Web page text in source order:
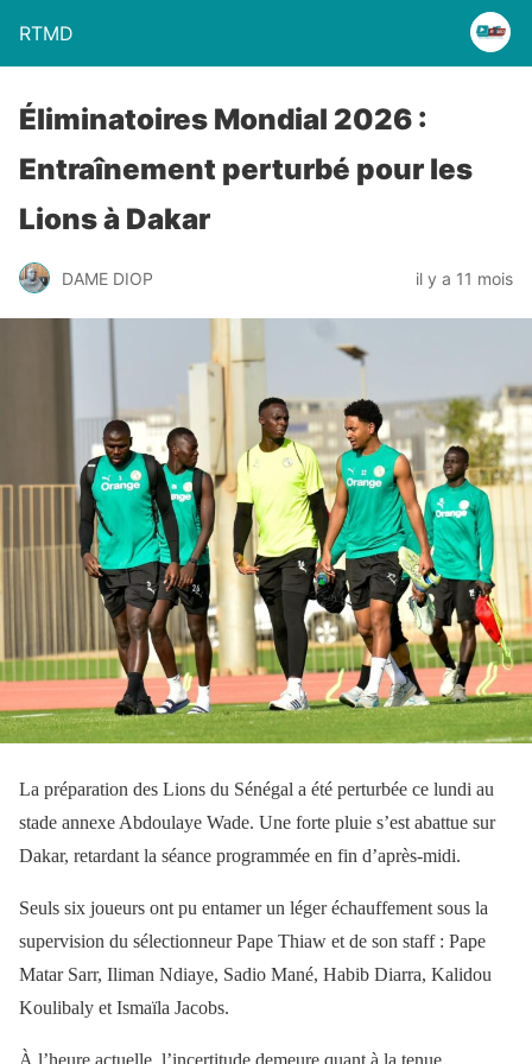
RTMD
Éliminatoires Mondial 2026 :
Entraînement perturbé pour les
Lions à Dakar
DAME DIOP il y a 11 mois
La préparation des Lions du Sénégal a été perturbée ce lundi au
stade annexe Abdoulaye Wade. Une forte pluie s’est abattue sur
Dakar, retardant la séance programmée en fin d’après-midi.
Seuls six joueurs ont pu entamer un léger échauffement sous la
supervision du sélectionneur Pape Thiaw et de son staff : Pape
Matar Sarr, Iliman Ndiaye, Sadio Mané, Habib Diarra, Kalidou
Koulibaly et Ismaïla Jacobs.